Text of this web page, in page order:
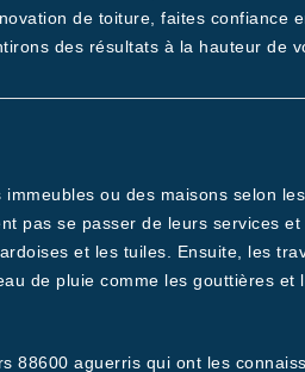
de toiture, faites confiance
des résultats à la hauteur de
ou des maisons selon
pas se passer de leurs services
et les tuiles. Ensuite, les
de pluie comme les gouttières et
88600 aguerris qui ont les